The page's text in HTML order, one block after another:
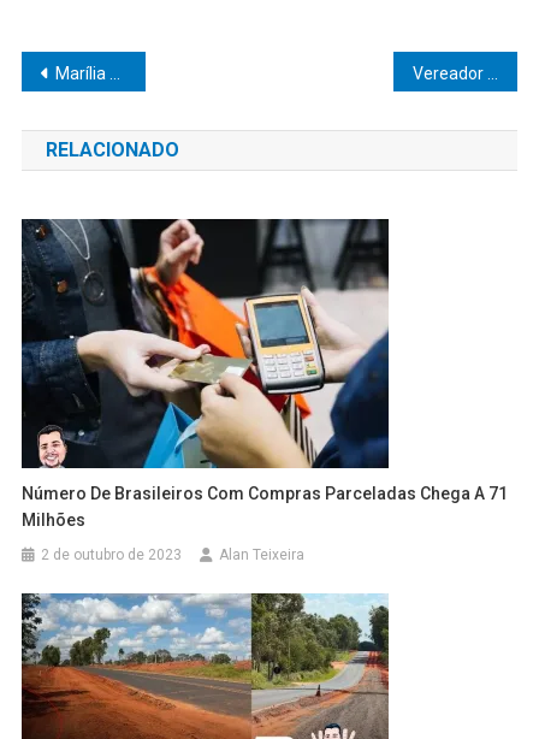
Navegação
de
Post
Marília confirma 5ª morte por dengue deste ano
RELACIONADO
Número De Brasileiros Com Compras Parceladas Chega A 71
Milhões
2 de outubro de 2023 Alan Teixeira